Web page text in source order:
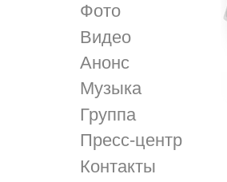
Фото
Видео
Анонс
Музыка
Группа
Пресс-центр
Контакты